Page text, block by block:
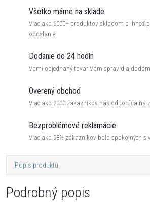
Všetko máme na sklade
Viac ako 6000+ produktov skladom a ihneď
odoslanie
Dodanie do 24 hodín
Vami objednaný tovar Vám spravidla
Overený obchod
Viac ako 2000 zákazníkov nás odporúča na
Bezproblémové reklamácie
Viac ako 98% zákazníkov bolo spokojných s
Popis produktu
Podrobný popis